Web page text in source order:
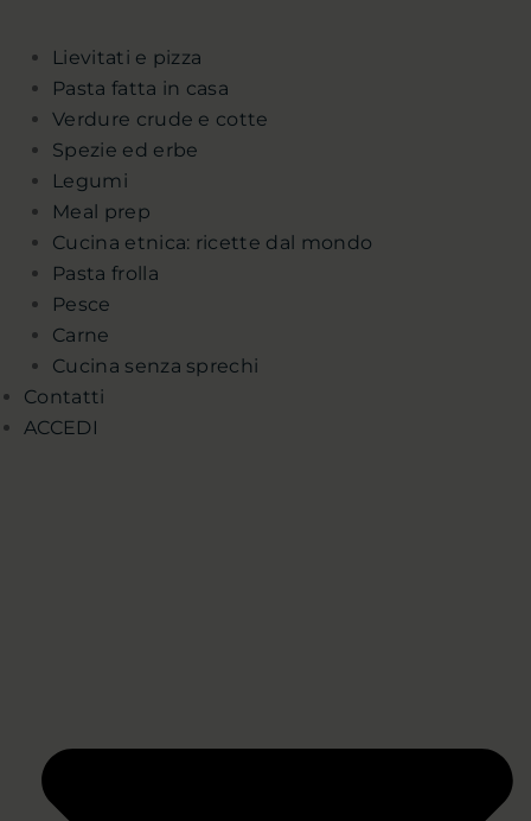
Lievitati e pizza
Pasta fatta in casa
Verdure crude e cotte
Spezie ed erbe
Legumi
Meal prep
Cucina etnica: ricette dal mondo
Pasta frolla
Pesce
Carne
Cucina senza sprechi
Contatti
ACCEDI